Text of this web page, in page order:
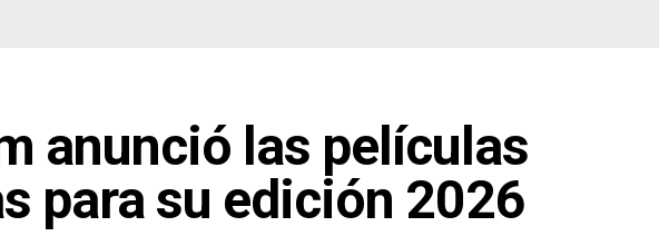
anunció las películas
para su edición 2026